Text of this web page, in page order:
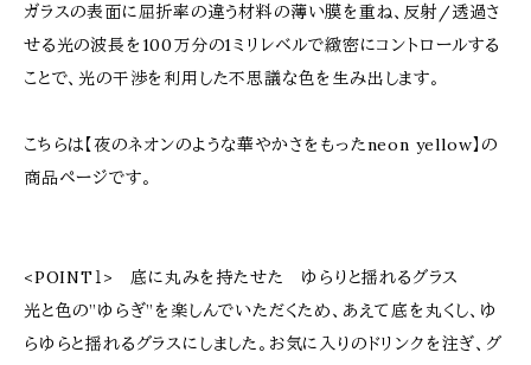
ガラスの表面に屈折率の違う材料の薄い膜を重ね、反射/透過さ
せる光の波長を100万分の1ミリレベルで緻密にコントロールする
ことで、光の干渉を利用した不思議な色を生み出します。
こちらは【夜のネオンのような華やかさをもったneon yellow】の
商品ページです。
<POINT１> 底に丸みを持たせた ゆらりと揺れるグラス
光と色の”ゆらぎ”を楽しんでいただくため、あえて底を丸くし、ゆ
らゆらと揺れるグラスにしました。お気に入りのドリンクを注ぎ、グ